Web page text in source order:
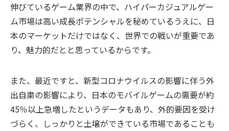
伸びているゲーム業界の中で、ハイパーカジュアルゲー
ム市場は高い成長ポテンシャルを秘めているうえに、日
本のマーケットだけではなく、世界での戦いが重要であ
り、魅力的だとと思っているからです。
また、最近ですと、新型コロナウイルスの影響に伴う外
出自粛の影響により、日本のモバイルゲームの需要が約
45％以上急増したというデータもあり、外的要因を受け
づらく、しっかりと土壌ができている市場であることも